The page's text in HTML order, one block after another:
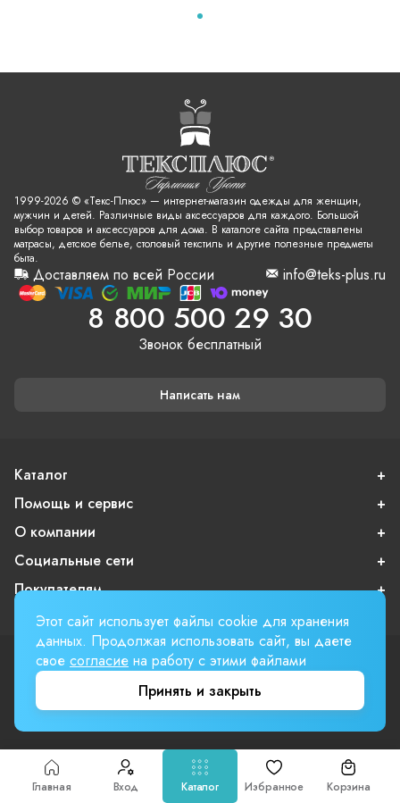
Главная Вход Каталог Избранное Корзина
1999-2026 © «Текс-Плюс» — интернет-магазин одежды для женщин,
мужчин и детей. Различные виды аксессуаров для каждого. Большой
выбор товаров и аксессуаров для дома. В каталоге сайта представлены
матрасы, детское белье, столовый текстиль и другие полезные предметы
быта.
Доставляем по всей России info@teks-plus.ru
8 800 500 29 30
Звонок бесплатный
Написать нам
Каталог
Помощь и сервис
О компании
Социальные сети
Покупателям
Пользовательское соглашение
Публичная оферта
Вверх страницы
Этот сайт использует файлы cookie для хранения
данных. Продолжая использовать сайт, вы даете
свое согласие на работу с этими файлами
Принять и закрыть